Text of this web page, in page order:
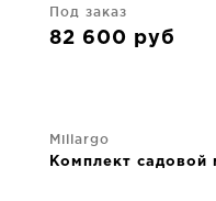
Под заказ
82 600 руб
Millargo
Комплект садовой